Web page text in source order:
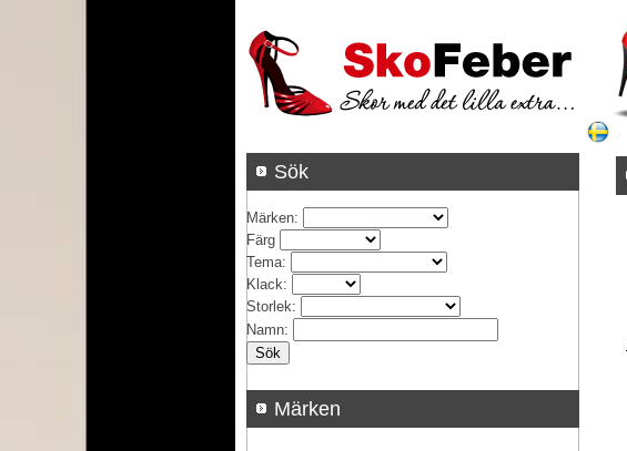
Sök
Märken:
Färg
Tema:
Klack:
Storlek:
Namn:
Märken